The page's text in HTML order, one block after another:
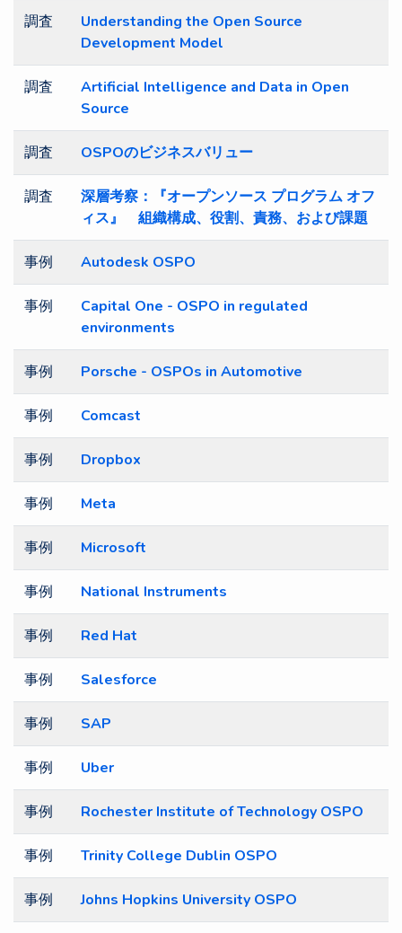
調査
Understanding the Open Source
Development Model
調査
Artificial Intelligence and Data in Open
Source
調査 OSPOのビジネスバリュー
調査
深層考察：『オープンソース プログラム オフ
ィス』 組織構成、役割、責務、および課題
事例 Autodesk OSPO
事例
Capital One - OSPO in regulated
environments
事例 Porsche - OSPOs in Automotive
事例 Comcast
事例 Dropbox
事例 Meta
事例 Microsoft
事例 National Instruments
事例 Red Hat
事例 Salesforce
事例 SAP
事例 Uber
事例 Rochester Institute of Technology OSPO
事例 Trinity College Dublin OSPO
事例 Johns Hopkins University OSPO